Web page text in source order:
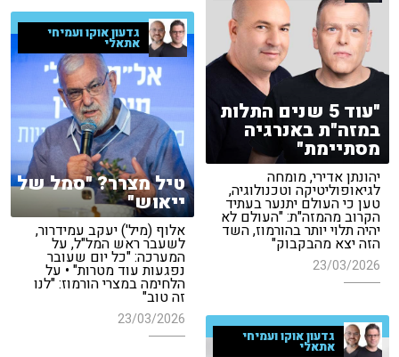
"עוד 5 שנים התלות
במזה"ת באנרגיה
מסתיימת"
יהונתן אדירי, מומחה
לגיאופוליטיקה וטכנולוגיה,
טען כי העולם יתנער בעתיד
הקרוב מהמזה"ת: "העולם לא
יהיה תלוי יותר בהורמוז, השד
הזה יצא מהבקבוק"
23/03/2026
גדעון אוקו ועמיחי
אתאלי
טיל מצרר? "סמל של
ייאוש"
אלוף (מיל') יעקב עמידרור,
לשעבר ראש המל"ל, על
המערכה: "כל יום שעובר
נפגעות עוד מטרות" • על
הלחימה במצרי הורמוז: "לנו
זה טוב"
23/03/2026
גדעון אוקו ועמיחי
אתאלי